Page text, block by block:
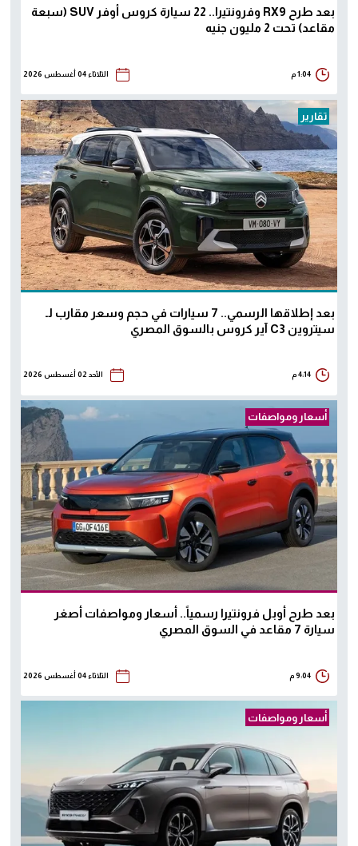
بعد طرح RX9 وفرونتيرا.. 22 سيارة كروس أوفر SUV (سبعة
مقاعد) تحت 2 مليون جنيه
1:04 م الثلاثاء 04 أغسطس 2026
تقارير
بعد إطلاقها الرسمي.. 7 سيارات في حجم وسعر مقارب لـ
سيتروين C3 آير كروس بالسوق المصري
4:14 م الأحد 02 أغسطس 2026
أسعار ومواصفات
بعد طرح أوبل فرونتيرا رسمياً.. أسعار ومواصفات أصغر
سيارة 7 مقاعد في السوق المصري
9:04 م الثلاثاء 04 أغسطس 2026
أسعار ومواصفات